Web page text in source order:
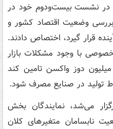
نشست بیست‌ودوم خود در
بررسی وضعیت اقتصاد کشور و
قرار گیرد، اختصاص دادند.
با وجود مشکلات بازار
دوز واکسن تامین کند
تولید در صنایع مصرف شود.
می‌شد، نمایندگان بخش
متغیرهای کلان